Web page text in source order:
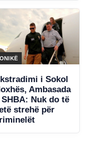
i Sokol
Ambasada
SHBA: Nuk do të
strehë për